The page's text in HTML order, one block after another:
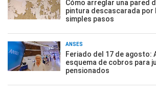
Cómo arreglar una pared
pintura descascarada por
simples pasos
ANSES
Feriado del 17 de agosto:
esquema de cobros para
pensionados